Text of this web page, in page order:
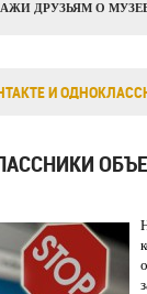
ДРУЗЬЯМ О
И